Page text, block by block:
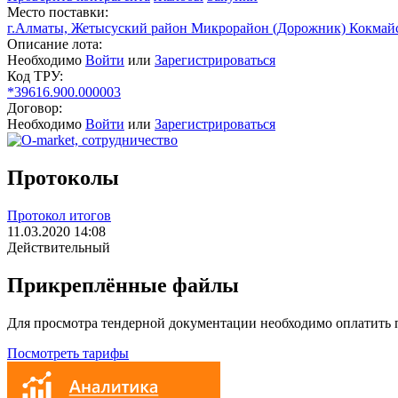
Место поставки:
г.Алматы, Жетысуский район Микрорайон (Дорожник)
Описание лота:
Необходимо Войти или Зарегистрироваться
Код ТРУ:
*39616.900.000003
Договор:
Необходимо Войти или Зарегистрироваться
Протоколы
Протокол итогов
11.03.2020 14:08
Действительный
Прикреплённые файлы
Для просмотра тендерной документации необходимо оплатить
Посмотреть тарифы